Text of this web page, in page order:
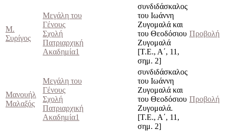
Μ.
Συρίγος
Μεγάλη του
Γένους
Σχολή
Πατριαρχική
Ακαδημία1
συνδιδάσκαλος
του Ιωάννη
Ζυγομαλά και
του Θεοδόσιου
Ζυγομαλά
[Τ.Ε., Α΄, 11,
σημ. 2]
Προβολή
Μανουήλ
Μαλαξός
Μεγάλη του
Γένους
Σχολή
Πατριαρχική
Ακαδημία1
συνδιδάσκαλος
του Ιωάννη
Ζυγομαλά και
του Θεοδόσιου
Ζυγομαλά.
[Τ.Ε., Α΄, 11,
σημ. 2]
Προβολή